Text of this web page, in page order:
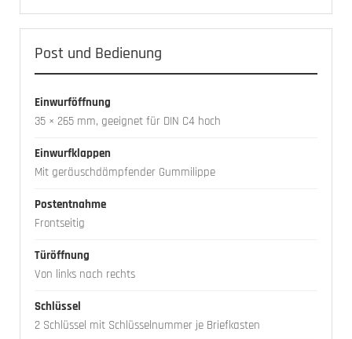
Post und Bedienung
Einwurföffnung
35 × 265 mm, geeignet für DIN C4 hoch
Einwurfklappen
Mit geräuschdämpfender Gummilippe
Postentnahme
Frontseitig
Türöffnung
Von links nach rechts
Schlüssel
2 Schlüssel mit Schlüsselnummer je Briefkasten